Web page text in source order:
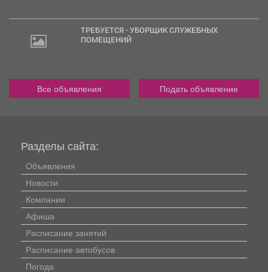
ТРЕБУЕТСЯ - УБОРЩИК СЛУЖЕБНЫХ
ПОМЕЩЕНИЙ
Все объявления Подать объявление
Разделы сайта:
Объявления
Новости
Компании
Афиша
Расписание занятий
Расписание автобусов
Погода